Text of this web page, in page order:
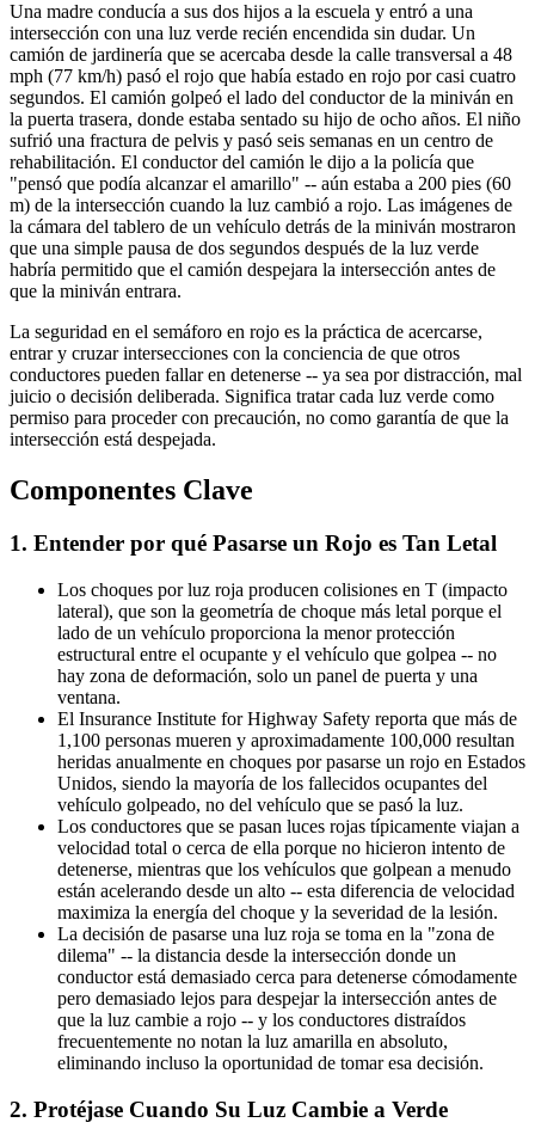
Una madre conducía a sus dos hijos a la escuela y entró a una
intersección con una luz verde recién encendida sin dudar. Un
camión de jardinería que se acercaba desde la calle transversal a 48
mph (77 km/h) pasó el rojo que había estado en rojo por casi cuatro
segundos. El camión golpeó el lado del conductor de la miniván en
la puerta trasera, donde estaba sentado su hijo de ocho años. El niño
sufrió una fractura de pelvis y pasó seis semanas en un centro de
rehabilitación. El conductor del camión le dijo a la policía que
"pensó que podía alcanzar el amarillo" -- aún estaba a 200 pies (60
m) de la intersección cuando la luz cambió a rojo. Las imágenes de
la cámara del tablero de un vehículo detrás de la miniván mostraron
que una simple pausa de dos segundos después de la luz verde
habría permitido que el camión despejara la intersección antes de
que la miniván entrara.
La seguridad en el semáforo en rojo es la práctica de acercarse,
entrar y cruzar intersecciones con la conciencia de que otros
conductores pueden fallar en detenerse -- ya sea por distracción, mal
juicio o decisión deliberada. Significa tratar cada luz verde como
permiso para proceder con precaución, no como garantía de que la
intersección está despejada.
Componentes Clave
1. Entender por qué Pasarse un Rojo es Tan Letal
Los choques por luz roja producen colisiones en T (impacto
lateral), que son la geometría de choque más letal porque el
lado de un vehículo proporciona la menor protección
estructural entre el ocupante y el vehículo que golpea -- no
hay zona de deformación, solo un panel de puerta y una
ventana.
El Insurance Institute for Highway Safety reporta que más de
1,100 personas mueren y aproximadamente 100,000 resultan
heridas anualmente en choques por pasarse un rojo en Estados
Unidos, siendo la mayoría de los fallecidos ocupantes del
vehículo golpeado, no del vehículo que se pasó la luz.
Los conductores que se pasan luces rojas típicamente viajan a
velocidad total o cerca de ella porque no hicieron intento de
detenerse, mientras que los vehículos que golpean a menudo
están acelerando desde un alto -- esta diferencia de velocidad
maximiza la energía del choque y la severidad de la lesión.
La decisión de pasarse una luz roja se toma en la "zona de
dilema" -- la distancia desde la intersección donde un
conductor está demasiado cerca para detenerse cómodamente
pero demasiado lejos para despejar la intersección antes de
que la luz cambie a rojo -- y los conductores distraídos
frecuentemente no notan la luz amarilla en absoluto,
eliminando incluso la oportunidad de tomar esa decisión.
2. Protéjase Cuando Su Luz Cambie a Verde